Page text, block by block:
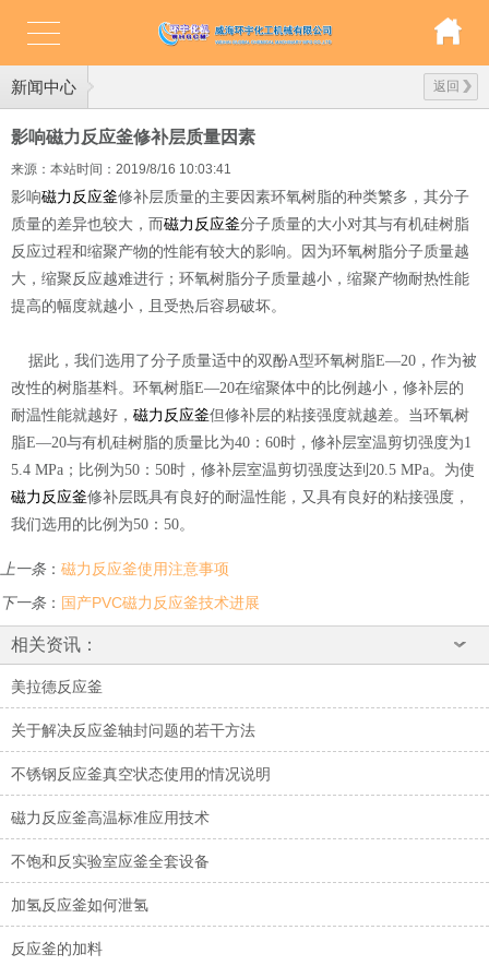
新闻中心 返回
影响磁力反应釜修补层质量因素
来源：本站时间：2019/8/16 10:03:41
影响磁力反应釜修补层质量的主要因素环氧树脂的种类繁多，其分子
质量的差异也较大，而磁力反应釜分子质量的大小对其与有机硅树脂
反应过程和缩聚产物的性能有较大的影响。因为环氧树脂分子质量越
大，缩聚反应越难进行；环氧树脂分子质量越小，缩聚产物耐热性能
提高的幅度就越小，且受热后容易破坏。
据此，我们选用了分子质量适中的双酚A型环氧树脂E—20，作为被
改性的树脂基料。环氧树脂E—20在缩聚体中的比例越小，修补层的
耐温性能就越好， 磁力反应釜但修补层的粘接强度就越差。当环氧树
脂E—20与有机硅树脂的质量比为40：60时，修补层室温剪切强度为1
5.4 MPa；比例为50：50时，修补层室温剪切强度达到20.5 MPa。为使
磁力反应釜修补层既具有良好的耐温性能，又具有良好的粘接强度，
我们选用的比例为50：50。
上一条： 磁力反应釜使用注意事项
下一条： 国产PVC磁力反应釜技术进展
相关资讯：
美拉德反应釜
关于解决反应釜轴封问题的若干方法
不锈钢反应釜真空状态使用的情况说明
磁力反应釜高温标准应用技术
不饱和反实验室应釜全套设备
加氢反应釜如何泄氢
反应釜的加料